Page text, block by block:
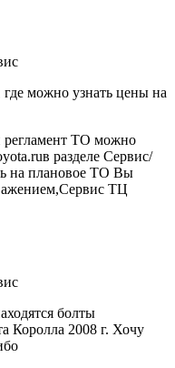
можно узнать цены на
ТО можно
разделе Сервис/
на плановое ТО Вы
ТЦ
болты
Королла 2008 г. Хочу